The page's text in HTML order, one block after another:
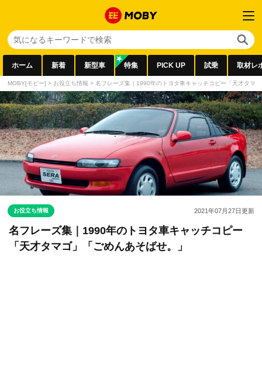
ホーム 新着 新型車 特集 PICK UP 試乗 取材レ
MOBY[モビー] > お役立ち情報 > 名フレーズ集｜1990年のトヨタ車キャッチコピー「天才タマ
お役立ち情報 2021年07月27日更新
名フレーズ集｜1990年のトヨタ車キャッチコピー
「天才タマゴ」「ごめんあそばせ。」